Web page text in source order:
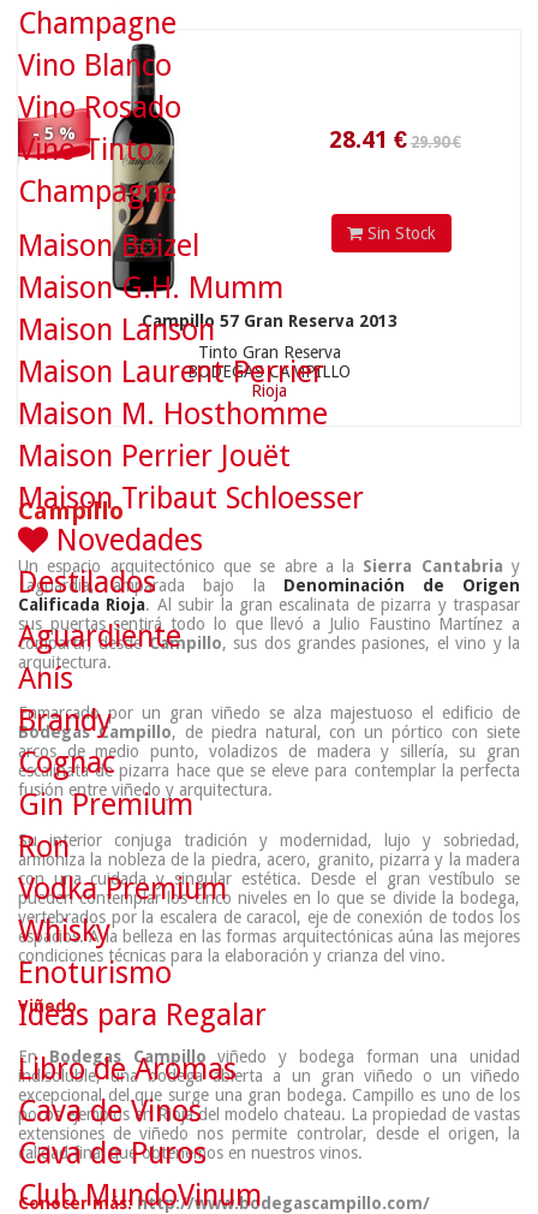
- 5 %
Sin Stock
Campillo 57 Gran Reserva 2013
Tinto Gran Reserva
BODEGAS CAMPILLO
Rioja
Campillo
Un espacio arquitectónico que se abre a la Sierra Cantabriay
Laguardia, amparada bajo la
Denominación de Origen
Calificada Rioja. Al subir la gran escalinata de pizarra y traspasar
sus puertas sentirá todo lo que llevó a Julio Faustino Martínez a
compartir, desdeCampillo, sus dos grandes pasiones, el vino y la
arquitectura.
Enmarcado por un gran viñedo se alza majestuoso el edificio de
Bodegas Campillo, de piedra natural, con un pórtico con siete
arcos de medio punto, voladizos de madera y sillería, su gran
escalinata de pizarra hace que se eleve para contemplar la perfecta
fusión entre viñedo y arquitectura.
Su interior conjuga tradición y modernidad, lujo y sobriedad,
armoniza la nobleza de la piedra, acero, granito, pizarra y la madera
con una cuidada y singular estética. Desde el gran vestíbulo se
pueden contemplar los cinco niveles en lo que se divide la bodega,
vertebrados por la escalera de caracol, eje de conexión de todos los
espacios. A la belleza en las formas arquitectónicas aúna las mejores
condiciones técnicas para la elaboración y crianza del vino.
Viñedo
En Bodegas Campillo viñedo y bodega forman una unidad
indisoluble, una bodega abierta a un gran viñedo o un viñedo
excepcional del que surge una gran bodega. Campillo es uno de los
pocos ejemplos en Rioja del modelo chateau. La propiedad de vastas
extensiones de viñedo nos permite controlar, desde el origen, la
calidad final que obtenemos en nuestros vinos.
Conocer más: http://www.bodegascampillo.com/
Champagne
Vino Blanco
Vino Rosado
Vino Tinto
Champagne
Maison Boizel
Maison G.H. Mumm
Maison Lanson
Maison Laurent Perrier
Maison M. Hosthomme
Maison Perrier Jouët
Maison Tribaut Schloesser
Novedades
Destilados
Aguardiente
Anís
Brandy
Cognac
Gin Premium
Ron
Vodka Premium
Whisky
Enoturismo
Ideas para Regalar
Libro de Aromas
Cava de Vinos
Cava de Puros
Club MundoVinum